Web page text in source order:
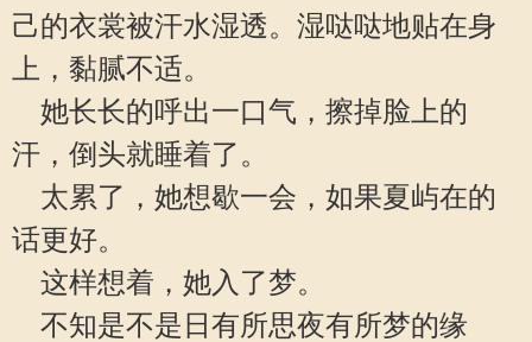
己的衣裳被汗水湿透。湿哒哒地贴在身
上，黏腻不适。
她长长的呼出一口气，擦掉脸上的
汗，倒头就睡着了。
太累了，她想歇一会，如果夏屿在的
话更好。
这样想着，她入了梦。
不知是不是日有所思夜有所梦的缘